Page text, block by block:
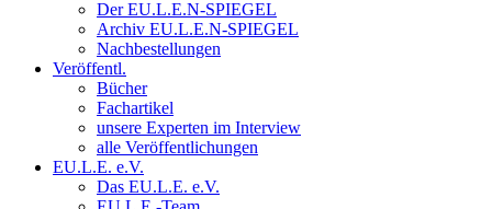
Der EU.L.E.N-SPIEGEL
Archiv EU.L.E.N-SPIEGEL
Nachbestellungen
Veröffentl.
Bücher
Fachartikel
unsere Experten im Interview
alle Veröffentlichungen
EU.L.E. e.V.
Das EU.L.E. e.V.